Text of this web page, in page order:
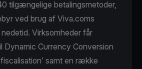
tilgængelige betalingsmetoder,
ved brug af Viva.coms
Virksomheder får
Dynamic Currency Conversion
samt en række